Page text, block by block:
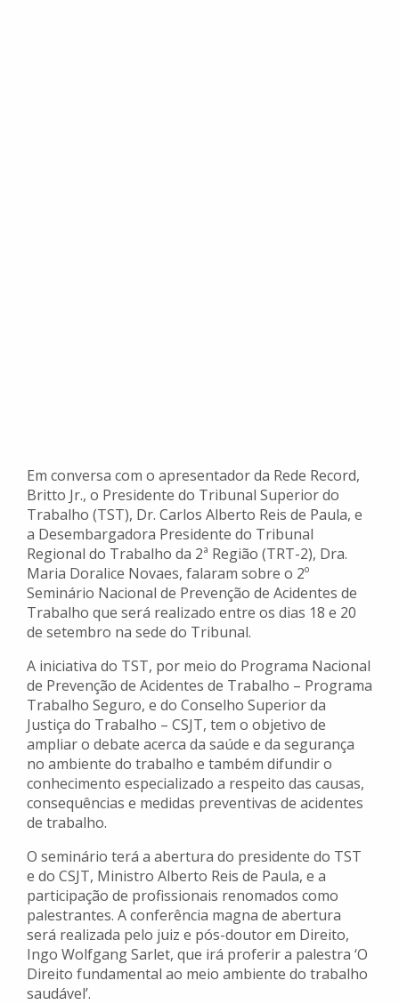
Em conversa com o apresentador da Rede Record,
Britto Jr., o Presidente do Tribunal Superior do
Trabalho (TST), Dr. Carlos Alberto Reis de Paula, e
a Desembargadora Presidente do Tribunal
Regional do Trabalho da 2ª Região (TRT-2), Dra.
Maria Doralice Novaes, falaram sobre o 2º
Seminário Nacional de Prevenção de Acidentes de
Trabalho que será realizado entre os dias 18 e 20
de setembro na sede do Tribunal.
A iniciativa do TST, por meio do Programa Nacional
de Prevenção de Acidentes de Trabalho – Programa
Trabalho Seguro, e do Conselho Superior da
Justiça do Trabalho – CSJT, tem o objetivo de
ampliar o debate acerca da saúde e da segurança
no ambiente do trabalho e também difundir o
conhecimento especializado a respeito das causas,
consequências e medidas preventivas de acidentes
de trabalho.
O seminário terá a abertura do presidente do TST
e do CSJT, Ministro Alberto Reis de Paula, e a
participação de profissionais renomados como
palestrantes. A conferência magna de abertura
será realizada pelo juiz e pós-doutor em Direito,
Ingo Wolfgang Sarlet, que irá proferir a palestra ‘O
Direito fundamental ao meio ambiente do trabalho
saudável’.